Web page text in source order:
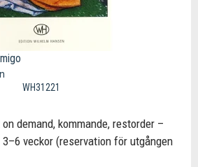
WH31221
demand, kommande, restorder –
veckor (reservation för utgången